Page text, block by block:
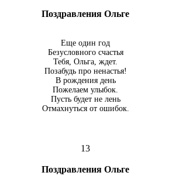
Поздравления Ольге
Еще один год
Безусловного счастья
Тебя, Ольга, ждет.
Позабудь про ненастья!
В рождения день
Пожелаем улыбок.
Пусть будет не лень
Отмахнуться от ошибок.
13
Поздравления Ольге